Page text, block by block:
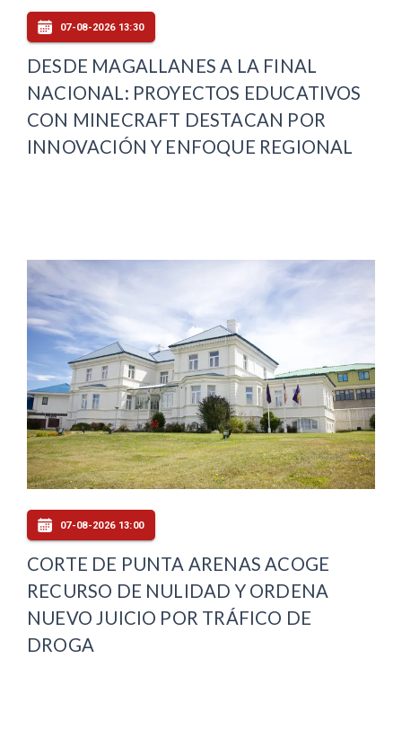
07-08-2026 13:30
DESDE MAGALLANES A LA FINAL
NACIONAL: PROYECTOS EDUCATIVOS
CON MINECRAFT DESTACAN POR
INNOVACIÓN Y ENFOQUE REGIONAL
07-08-2026 13:00
CORTE DE PUNTA ARENAS ACOGE
RECURSO DE NULIDAD Y ORDENA
NUEVO JUICIO POR TRÁFICO DE
DROGA